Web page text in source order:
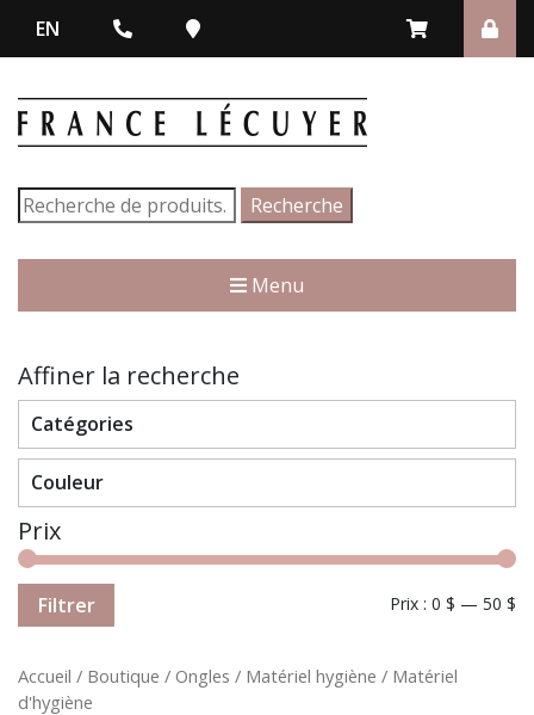
EN
Recherche
pour :
Recherche
Menu
Affiner la recherche
Catégories
Couleur
Prix
Filtrer Prix : 0 $ — 50 $
Accueil / Boutique / Ongles / Matériel hygiène / Matériel
d'hygiène